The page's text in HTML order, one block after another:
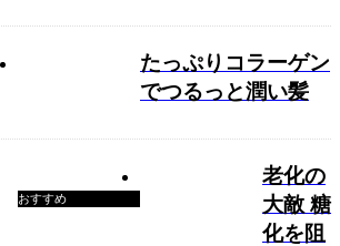
おすすめ
たっぷりコラーゲン
でつるっと潤い髪
老化の
大敵 糖
化を阻